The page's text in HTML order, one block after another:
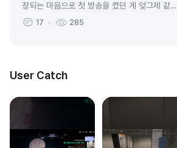
장되는 마음으로 첫 방송을 켰던 게 엊그제 같은
데 어느덧 2026년 4월 10일을 기점으로 방송
을 마무리하게 되었습니다.사실 바로...
17 285
User Catch